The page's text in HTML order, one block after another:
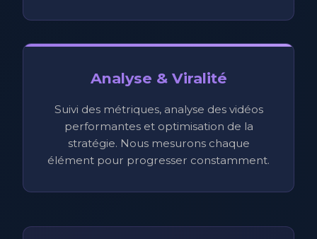
Analyse & Viralité
Suivi des métriques, analyse des vidéos
performantes et optimisation de la
stratégie. Nous mesurons chaque
élément pour progresser constamment.